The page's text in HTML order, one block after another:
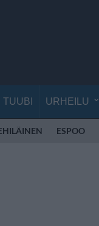
TUUBI URHEILU
ESPOO